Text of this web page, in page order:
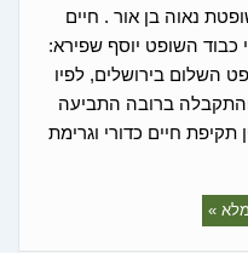
נאוה בן אור . חיים
כבוד השופט יוסף שפירא:
השלום בירושלים, לפיו
ברובה התביעה
תקיפת חיים כדורי וגרימת
»